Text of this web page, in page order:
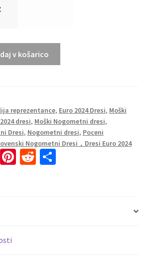
v košarico
reprezentance, Euro 2024 Dresi, Moški
dresi, Moški Nogometni dresi,
Dresi, Nogometni dresi, Poceni
Nogometni Dresi，Dresi Euro 2024
Pi R S